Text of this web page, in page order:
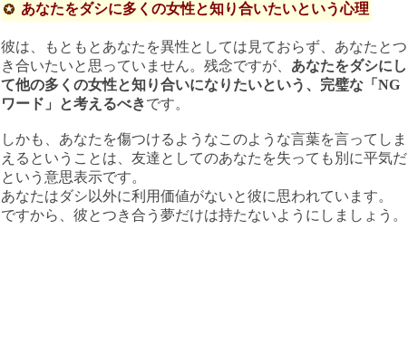
あなたをダシに多くの女性と知り合いたいという心理
彼は、もともとあなたを異性としては見ておらず、あなたとつ
き合いたいと思っていません。残念ですが、 あなたをダシにし
て他の多くの女性と知り合いになりたいという、完璧な「NG
ワード」と考えるべきです。
しかも、あなたを傷つけるようなこのような言葉を言ってしま
えるということは、友達としてのあなたを失っても別に平気だ
という意思表示です。
あなたはダシ以外に利用価値がないと彼に思われています。
ですから、彼とつき合う夢だけは持たないようにしましょう。